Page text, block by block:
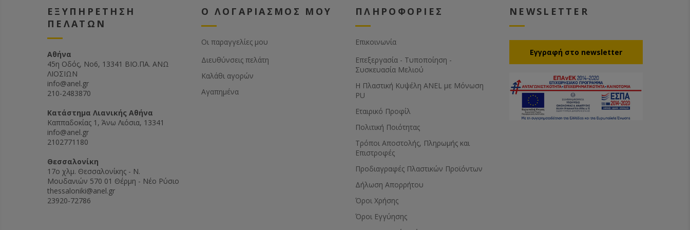
ΕΞΥΠΗΡΕΤΗΣΗ
ΠΕΛΑΤΩΝ
Αθήνα
45η Οδός, Νο6, 13341 ΒΙΟ.ΠΑ. ΑΝΩ
ΛΙΟΣΙΩΝ
info@anel.gr
210-2483870
Kατάστημα Λιανικής Αθήνα
Καππαδοκίας 1, Άνω Λιόσια, 13341
info@anel.gr
2102771180
Θεσσαλονίκη
17ο χλμ. Θεσσαλονίκης - Ν.
Μουδανιών 570 01 Θέρμη - Νέο Ρύσιο
thessaloniki@anel.gr
23920-72786
Ο ΛΟΓΑΡΙΑΣΜΟΣ ΜΟΥ
Οι παραγγελίες μου
Διευθύνσεις πελάτη
Καλάθι αγορών
Αγαπημένα
ΠΛΗΡΟΦΟΡΙΕΣ
Επικοινωνία
Επεξεργασία - Τυποποίηση -
Συσκευασία Μελιού
Η Πλαστική Κυψέλη ANEL με Μόνωση
PU
Εταιρικό Προφίλ
Πολιτική Ποιότητας
Τρόποι Αποστολής, Πληρωμής και
Επιστροφές
Προδιαγραφές Πλαστικών Προϊόντων
Δήλωση Απορρήτου
Όροι Χρήσης
Όροι Εγγύησης
NEWSLETTER
Eγγραφή στο newsletter